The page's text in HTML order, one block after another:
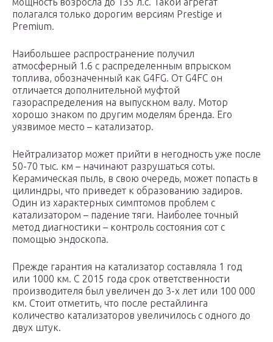
полагался только дорогим версиям Prestige и
Premium.
Наибольшее распространение получил
атмосферный 1.6 с распределенным впрыском
топлива, обозначенный как G4FG. От G4FC он
отличается дополнительной муфтой
газораспределения на выпускном валу. Мотор
хорошо знаком по другим моделям бренда. Его
уязвимое место – катализатор.
Нейтрализатор может прийти в негодность уже после
50-70 тыс. км – начинают разрушаться соты.
Керамическая пыль, в свою очередь, может попасть в
цилиндры, что приведет к образованию задиров.
Один из характерных симптомов проблем с
катализатором – падение тяги. Наиболее точный
метод диагностики – контроль состояния сот с
помощью эндоскопа.
Прежде гарантия на катализатор составляла 1 год
или 1000 км. С 2015 года срок ответственности
производителя был увеличен до 3-х лет или 100 000
км. Стоит отметить, что после рестайлинга
количество катализаторов увеличилось с одного до
двух штук.